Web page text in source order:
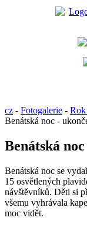
cz - Fotogalerie -
Benátská noc -
Benátská
Benátská noc se
15 osvětlených
návštěvníků. Děti si
všemu vyhrávala
moc vidět.